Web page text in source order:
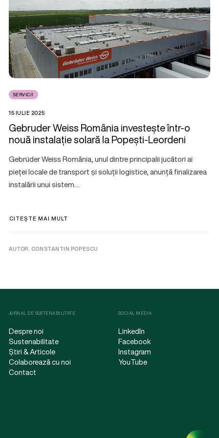
SERVICII
15 IULIE 2025
Gebruder Weiss România investește într-o
nouă instalație solară la Popești-Leordeni
Gebrüder Weiss România, unul dintre principalii jucători ai
pieței locale de transport și soluții logistice, anunță finalizarea
instalării unui sistem…
CITEȘTE MAI MULT
AUTOR. CONSTANTIN POPESCU
JURNAL DE SUSTENABILITATE
Despre noi
Sustenabilitate
Știri & Articole
Colaborează cu noi
Contact
SOCIAL MEDIA
LinkedIn
Facebook
Instagram
YouTube